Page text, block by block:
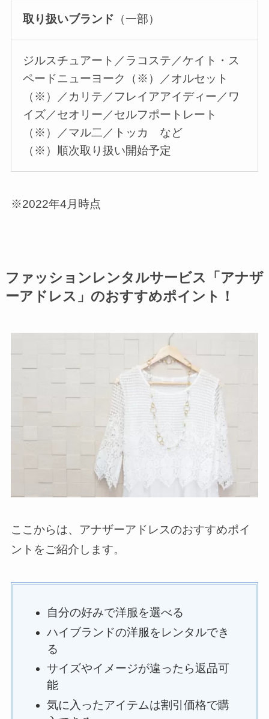
取り扱いブランド （一部）
ジルスチュアート／ラコステ／ケイト・ス
ペードニューヨーク（※）／オルセット
（※）／カリテ／フレイアアイディー／ワ
イズ／セオリー／セルフポートレート
（※）／マル二／トッカ など
（※）順次取り扱い開始予定
※2022年4月時点
ファッションレンタルサービス「アナザ
ーアドレス」のおすすめポイント！
ここからは、アナザーアドレスのおすすめポイ
ントをご紹介します。
自分の好みで洋服を選べる
ハイブランドの洋服をレンタルでき
る
サイズやイメージが違ったら返品可
能
気に入ったアイテムは割引価格で購